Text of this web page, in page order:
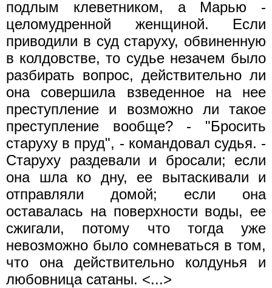
подлым клеветником, а Марью -
целомудренной женщиной. Если
приводили в суд старуху, обвиненную
в колдовстве, то судье незачем было
разбирать вопрос, действительно ли
она совершила взведенное на нее
преступление и возможно ли такое
преступление вообще? - "Бросить
старуху в пруд", - командовал судья. -
Старуху раздевали и бросали; если
она шла ко дну, ее вытаскивали и
отправляли домой; если она
оставалась на поверхности воды, ее
сжигали, потому что тогда уже
невозможно было сомневаться в том,
что она действительно колдунья и
любовница сатаны. <...>